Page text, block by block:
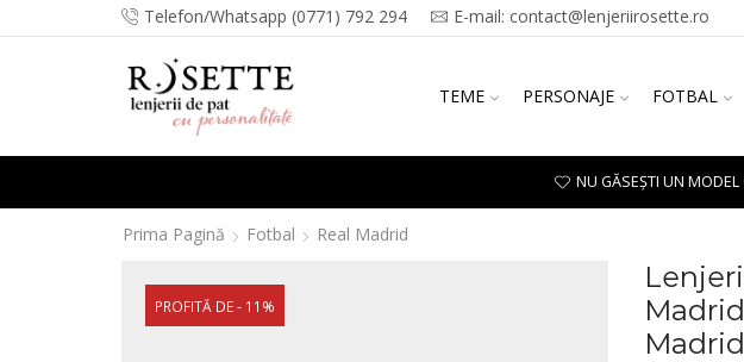
Telefon/Whatsapp (0771) 792 294 E-mail: contact@lenjeriirosette.ro
TEME PERSONAJE FOTBAL
NU GĂSEȘTI UN MODEL
Prima Pagină Fotbal Real Madrid
PROFITĂ DE - 11%
Madrid